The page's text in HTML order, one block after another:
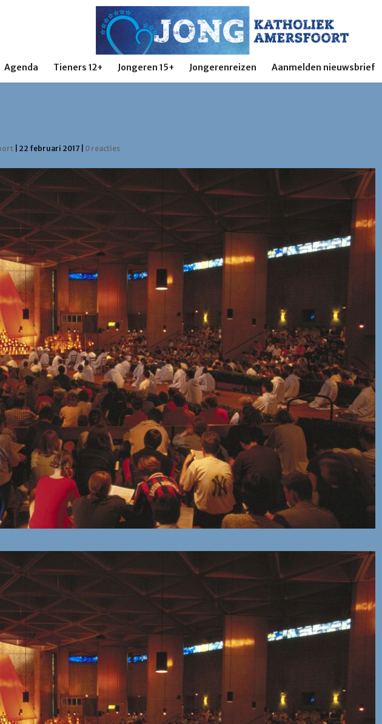
Agenda Tieners 12+ Jongeren 15+ Jongerenreizen Aanmelden nieuwsbrief
22 februari 2017 0 reacties